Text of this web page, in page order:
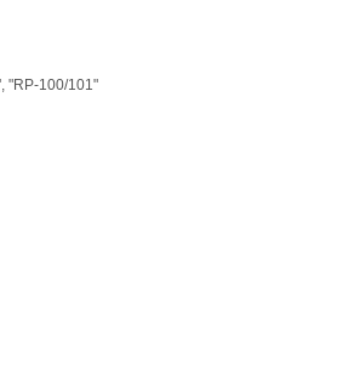
"RP-100/101"